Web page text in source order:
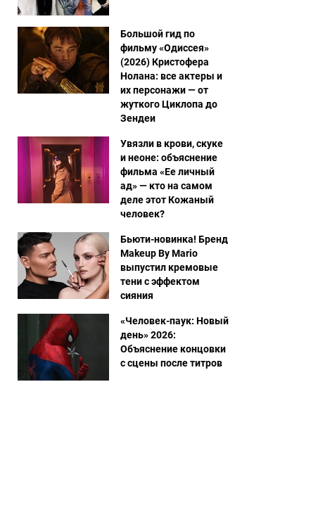
Большой гид по
фильму «Одиссея»
(2026) Кристофера
Нолана: все актеры и
их персонажи — от
жуткого Циклопа до
Зендеи
Увязли в крови, скуке
и неоне: объяснение
фильма «Ее личный
ад» — кто на самом
деле этот Кожаный
человек?
Бьюти-новинка! Бренд
Makeup By Mario
выпустил кремовые
тени с эффектом
сияния
«Человек-паук: Новый
день» 2026:
Объяснение концовки
с сцены после титров